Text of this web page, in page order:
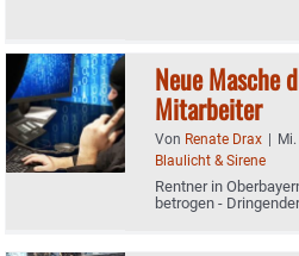
Neue Masche
Mitarbeiter
Von Renate Drax |
Blaulicht & Sirene
Rentner in
betrogen -